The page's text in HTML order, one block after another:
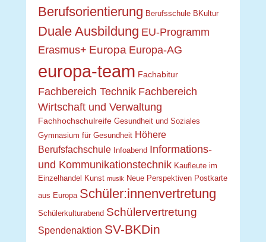
Berufsorientierung Berufsschule BKultur
Duale Ausbildung EU-Programm
Erasmus+ Europa Europa-AG
europa-team Fachabitur
Fachbereich Technik Fachbereich
Wirtschaft und Verwaltung
Fachhochschulreife Gesundheit und Soziales
Gymnasium für Gesundheit Höhere
Berufsfachschule Infoabend Informations-
und Kommunikationstechnik Kaufleute im
Einzelhandel
Kunst musik Neue Perspektiven Postkarte
aus Europa Schüler:innenvertretung
Schülerkulturabend Schülervertretung
Spendenaktion SV-BKDin